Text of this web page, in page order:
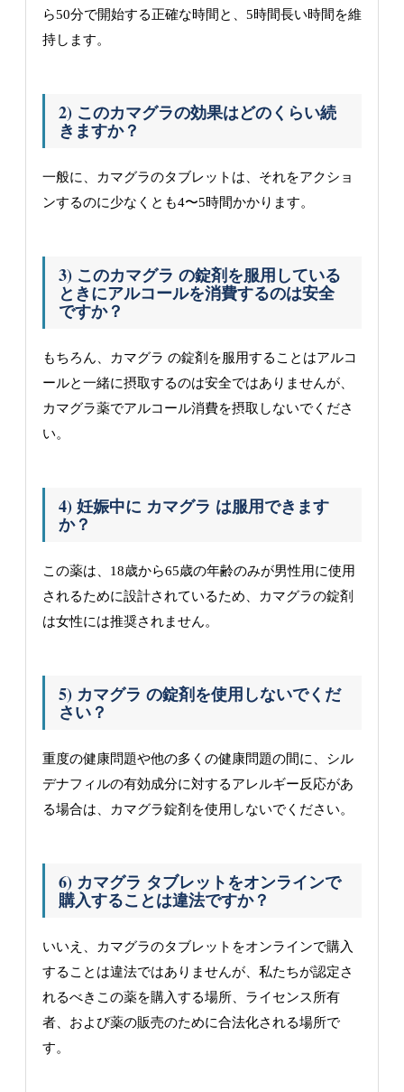
ら50分で開始する正確な時間と、5時間長い時間を維
持します。
2) このカマグラの効果はどのくらい続
きますか？
一般に、カマグラのタブレットは、それをアクショ
ンするのに少なくとも4〜5時間かかります。
3) このカマグラ の錠剤を服用している
ときにアルコールを消費するのは安全
ですか？
もちろん、カマグラ の錠剤を服用することはアルコ
ールと一緒に摂取するのは安全ではありませんが、
カマグラ薬でアルコール消費を摂取しないでくださ
い。
4) 妊娠中に カマグラ は服用できます
か？
この薬は、18歳から65歳の年齢のみが男性用に使用
されるために設計されているため、カマグラの錠剤
は女性には推奨されません。
5) カマグラ の錠剤を使用しないでくだ
さい？
重度の健康問題や他の多くの健康問題の間に、シル
デナフィルの有効成分に対するアレルギー反応があ
る場合は、カマグラ錠剤を使用しないでください。
6) カマグラ タブレットをオンラインで
購入することは違法ですか？
いいえ、カマグラのタブレットをオンラインで購入
することは違法ではありませんが、私たちが認定さ
れるべきこの薬を購入する場所、ライセンス所有
者、および薬の販売のために合法化される場所で
す。